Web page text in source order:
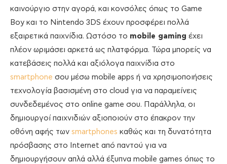
καινούργιο στην αγορά, και κονσόλες όπως το Game
Boy και το Nintendo 3DS έχουν προσφέρει πολλά
εξαιρετικά παιχνίδια. Ωστόσο το mobile gaming έχει
πλέον ωριμάσει αρκετά ως πλατφόρμα. Τώρα μπορείς να
κατεβάσεις πολλά και αξιόλογα παιχνίδια στο
smartphone σου μέσω mobile apps ή να χρησιμοποιήσεις
τεχνολογία βασισμένη στο cloud για να παραμείνεις
συνδεδεμένος στο online game σου. Παράλληλα, οι
δημιουργοί παιχνιδιών αξιοποιούν στο έπακρον την
οθόνη αφής των smartphones καθώς και τη δυνατότητα
πρόσβασης στο Internet από παντού για να
δημιουργήσουν απλά αλλά έξυπνα mobile games όπως το